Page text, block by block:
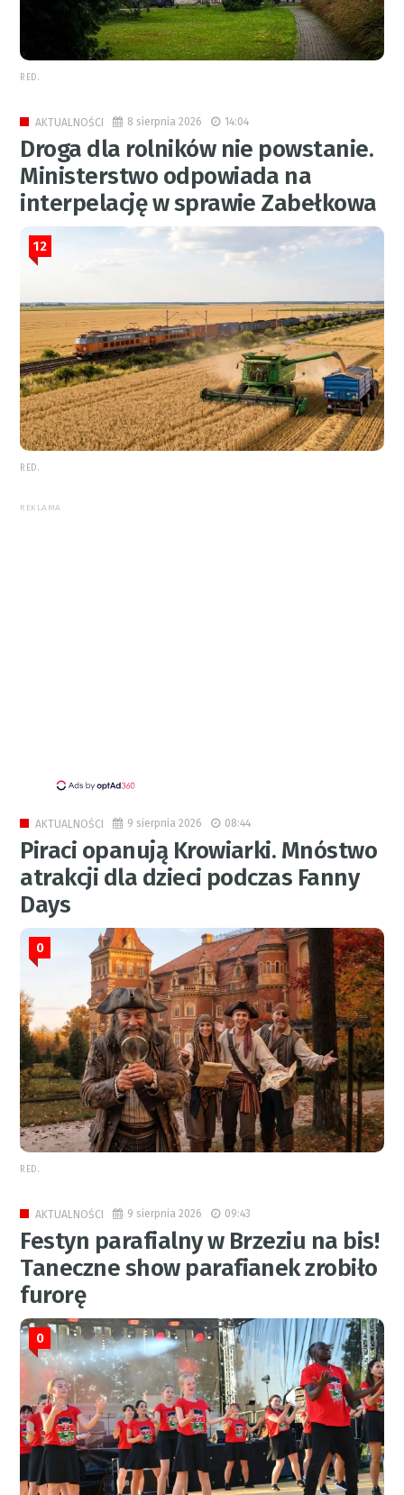
RED.
AKTUALNOŚCI 8 sierpnia 2026 14:04
Droga dla rolników nie powstanie.
Ministerstwo odpowiada na
interpelację w sprawie Zabełkowa
12
RED.
REKLAMA
AKTUALNOŚCI 9 sierpnia 2026 08:44
Piraci opanują Krowiarki. Mnóstwo
atrakcji dla dzieci podczas Fanny
Days
0
RED.
AKTUALNOŚCI 9 sierpnia 2026 09:43
Festyn parafialny w Brzeziu na bis!
Taneczne show parafianek zrobiło
furorę
0